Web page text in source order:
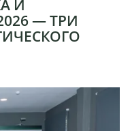
И
— ТРИ